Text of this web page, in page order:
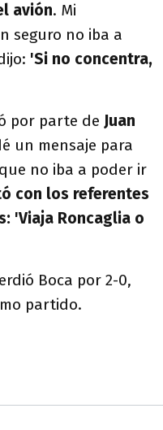
avión. Mi
seguro no iba a
'Si no concentra,
por parte de Juan
un mensaje para
no iba a poder ir
con los referentes
'Viaja Roncaglia o
Boca por 2-0,
partido.